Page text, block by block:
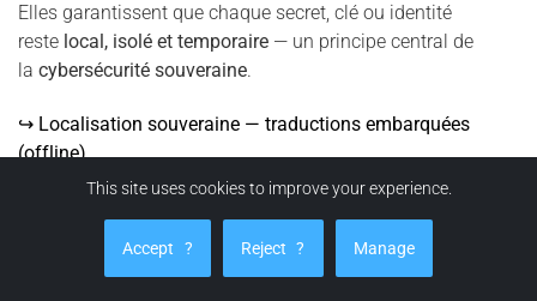
Elles garantissent que chaque secret, clé ou identité
reste local, isolé et temporaire — un principe central de
la cybersécurité souveraine.
↪ Localisation souveraine — traductions embarquées
(offline)
14 languessupportées nativement, dont l’arabe
(UI/UX et contenus d’aide).
Traductions embarquées: aucune connexion réseau
This site uses cookies to improve your experience.
Accept ? Reject ? Manage